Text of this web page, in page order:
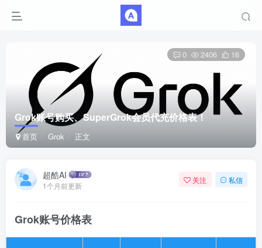
Grok账号购买、SuperGrok会员代充价格表！
首页 Grok 正文
0 2406 16
超酷AI
1个月前更新
关注 私信
Grok账号价格表